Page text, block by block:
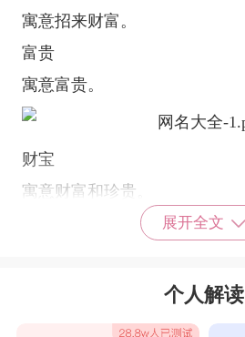
寓意招来财富。
富贵
寓意富贵。
财宝
寓意财富和珍贵。
寓意甜蜜和珍贵。
展开全文
个人解读